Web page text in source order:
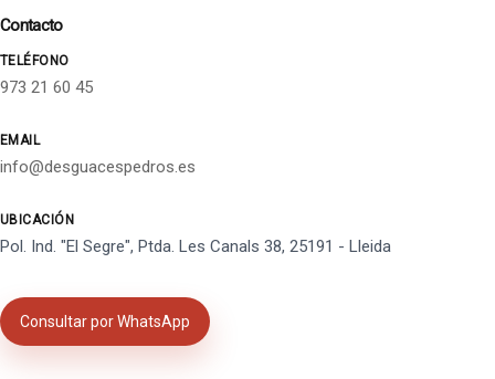
Contacto
TELÉFONO
973 21 60 45
EMAIL
info@desguacespedros.es
UBICACIÓN
Pol. Ind. "El Segre", Ptda. Les Canals 38, 25191 - Lleida
Consultar por WhatsApp